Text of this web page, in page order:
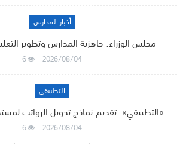
أخبار المدارس
مجلس الوزراء: جاهزية المدارس وتطوير
2026/08/04
6
التطبيقي
«التطبيقي»: تقديم نماذج تحويل الرواتب
2026/08/04
6